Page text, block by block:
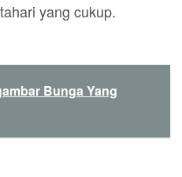
yang cukup.
Bunga Yang